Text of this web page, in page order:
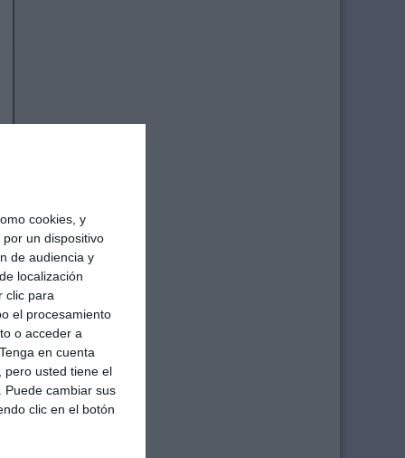
cookies, y
un dispositivo
de audiencia y
localización
clic para
el procesamiento
o acceder a
Tenga en cuenta
pero usted tiene el
Puede cambiar sus
clic en el botón